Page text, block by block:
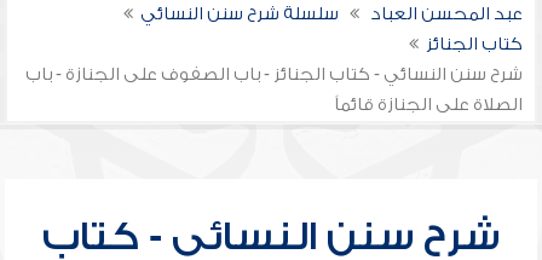
عبد المحسن العباد
سلسلة شرح سنن النسائي
كتاب الجنائز
شرح سنن النسائي - كتاب الجنائز - باب الصفوف على الجنازة - باب
الصلاة على الجنازة قائماً
شرح سنن النسائي - كتاب